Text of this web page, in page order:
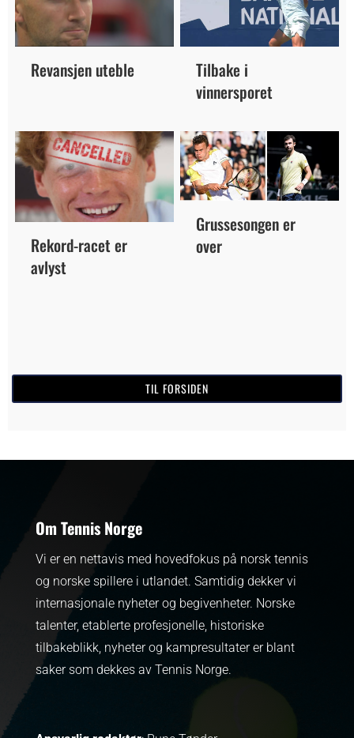
Revansjen uteble
Tilbake i
vinnersporet
Rekord-racet er
avlyst
Grussesongen er
over
TIL FORSIDEN
Om Tennis Norge
Vi er en nettavis med hovedfokus på norsk tennis
og norske spillere i utlandet. Samtidig dekker vi
internasjonale nyheter og begivenheter. Norske
talenter, etablerte profesjonelle, historiske
tilbakeblikk, nyheter og kampresultater er blant
saker som dekkes av Tennis Norge.